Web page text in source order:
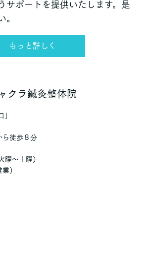
サポートを提供いたします。是
。
もっと詳しく
クラ鍼灸整体院
」
ら徒歩８分
曜〜土曜）
）